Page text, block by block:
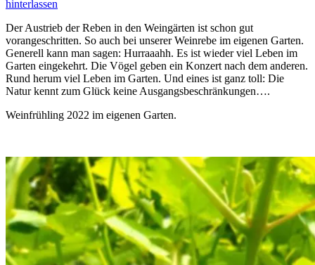
hinterlassen
Der Austrieb der Reben in den Weingärten ist schon gut
vorangeschritten. So auch bei unserer Weinrebe im eigenen Garten.
Generell kann man sagen: Hurraaahh. Es ist wieder viel Leben im
Garten eingekehrt. Die Vögel geben ein Konzert nach dem anderen.
Rund herum viel Leben im Garten. Und eines ist ganz toll: Die
Natur kennt zum Glück keine Ausgangsbeschränkungen….
Weinfrühling 2022 im eigenen Garten.